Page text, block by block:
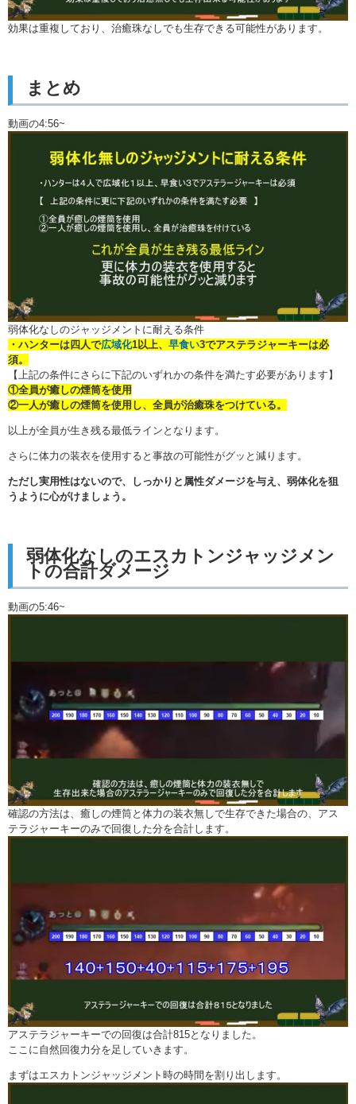
効果は重複しており、治癒珠なしでも生存できる可能性があります。
まとめ
動画の4:56~
弱体化なしのジャッジメントに耐える条件
・ハンターは四人で広域化1以上、 早食い3でアステラジャーキーは必
須。
【上記の条件にさらに下記のいずれかの条件を満たす必要があります】
①全員が癒しの煙筒を使用
②一人が癒しの煙筒を使用し、全員が治癒珠をつけている。
以上が全員が生き残る最低ラインとなります。
さらに体力の装衣を使用すると事故の可能性がグッと減ります。
ただし実用性はないので、しっかりと属性ダメージを与え、弱体化を狙
うように心がけましょう。
弱体化なしのエスカトンジャッジメン
トの合計ダメージ
動画の5:46~
確認の方法は、癒しの煙筒と体力の装衣無しで生存できた場合の、アス
テラジャーキーのみで回復した分を合計します。
アステラジャーキーでの回復は合計815となりました。
ここに自然回復力分を足していきます。
まずはエスカトンジャッジメント時の時間を割り出します。